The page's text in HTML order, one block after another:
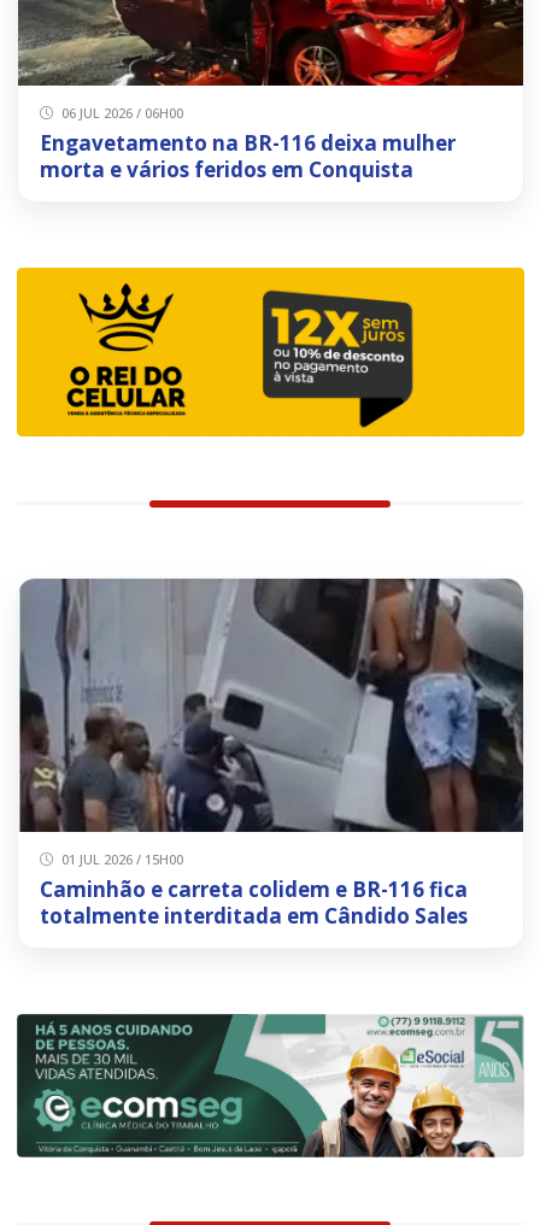
06 JUL 2026 / 06H00
Engavetamento na BR-116 deixa mulher
morta e vários feridos em Conquista
01 JUL 2026 / 15H00
Caminhão e carreta colidem e BR-116 fica
totalmente interditada em Cândido Sales